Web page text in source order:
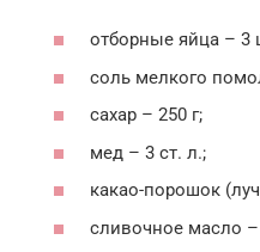
отборные яйца – 3
соль мелкого
сахар – 250 г;
мед – 3 ст. л.;
какао-порошок
сливочное масло –